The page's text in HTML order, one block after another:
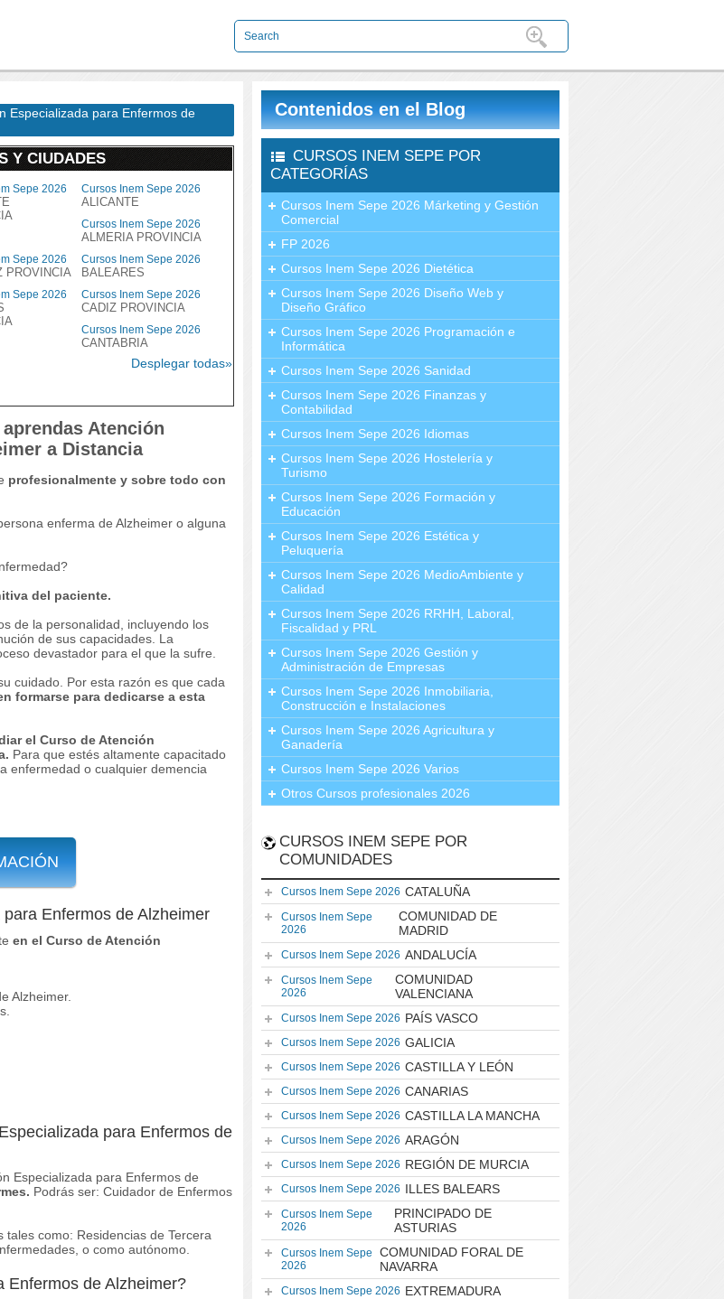
Especializada para Enfermos de
Y CIUDADES
Sepe 2026 Cursos Inem Sepe 2026
ALICANTE
Cursos Inem Sepe 2026
ALMERIA PROVINCIA
Sepe 2026
PROVINCIA
Cursos Inem Sepe 2026
BALEARES
Sepe 2026 Cursos Inem Sepe 2026
CADIZ PROVINCIA
Cursos Inem Sepe 2026
CANTABRIA
Desplegar todas»
Atención
a Distancia
profesionalmente y sobre todo con
enferma de Alzheimer o alguna
del paciente.
de la personalidad, incluyendo los
de sus capacidades. La
devastador para el que la sufre.
cuidado. Por esta razón es que cada
formarse para dedicarse a esta
el Curso de Atención
Para que estés altamente capacitado
enfermedad o cualquier demencia
Enfermos de Alzheimer
en el Curso de Atención
Alzheimer.
para Enfermos de
Especializada para Enfermos de
Podrás ser: Cuidador de Enfermos
como: Residencias de Tercera
o como autónomo.
Enfermos de Alzheimer?
Contenidos en el Blog
CURSOS INEM SEPE POR
CATEGORÍAS
Cursos Inem Sepe 2026 Márketing y Gestión
Comercial
FP 2026
Cursos Inem Sepe 2026 Dietética
Cursos Inem Sepe 2026 Diseño Web y
Diseño Gráfico
Cursos Inem Sepe 2026 Programación e
Informática
Cursos Inem Sepe 2026 Sanidad
Cursos Inem Sepe 2026 Finanzas y
Contabilidad
Cursos Inem Sepe 2026 Idiomas
Cursos Inem Sepe 2026 Hostelería y
Turismo
Cursos Inem Sepe 2026 Formación y
Educación
Cursos Inem Sepe 2026 Estética y
Peluquería
Cursos Inem Sepe 2026 MedioAmbiente y
Calidad
Cursos Inem Sepe 2026 RRHH, Laboral,
Fiscalidad y PRL
Cursos Inem Sepe 2026 Gestión y
Administración de Empresas
Cursos Inem Sepe 2026 Inmobiliaria,
Construcción e Instalaciones
Cursos Inem Sepe 2026 Agricultura y
Ganadería
Cursos Inem Sepe 2026 Varios
Otros Cursos profesionales 2026
CURSOS INEM SEPE POR
COMUNIDADES
Cursos Inem Sepe 2026 CATALUÑA
Cursos Inem Sepe
2026
COMUNIDAD DE
MADRID
Cursos Inem Sepe 2026 ANDALUCÍA
Cursos Inem Sepe
2026
COMUNIDAD
VALENCIANA
Cursos Inem Sepe 2026 PAÍS VASCO
Cursos Inem Sepe 2026 GALICIA
Cursos Inem Sepe 2026 CASTILLA Y LEÓN
Cursos Inem Sepe 2026 CANARIAS
Cursos Inem Sepe 2026 CASTILLA LA MANCHA
Cursos Inem Sepe 2026 ARAGÓN
Cursos Inem Sepe 2026 REGIÓN DE MURCIA
Cursos Inem Sepe 2026 ILLES BALEARS
Cursos Inem Sepe
2026
PRINCIPADO DE
ASTURIAS
Cursos Inem Sepe
2026
COMUNIDAD FORAL DE
NAVARRA
Cursos Inem Sepe 2026 EXTREMADURA